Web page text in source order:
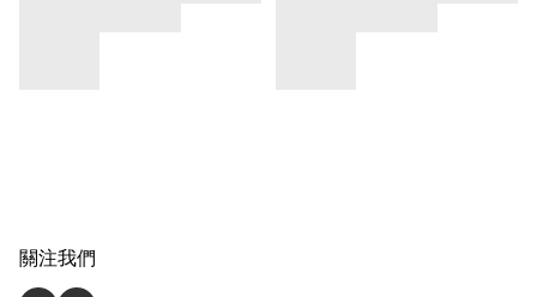
關注我們